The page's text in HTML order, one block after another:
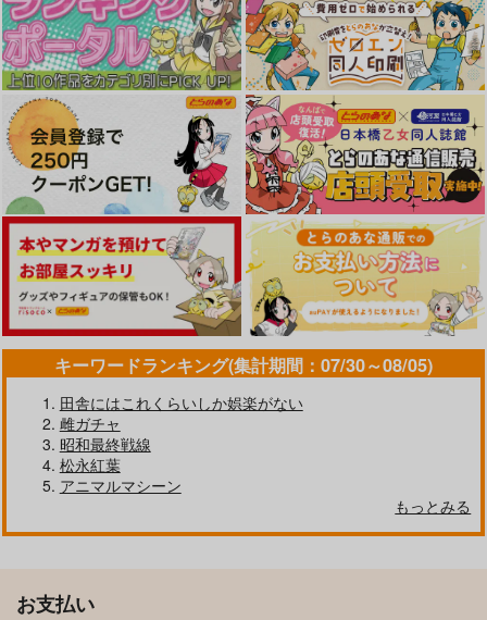
キーワードランキング(集計期間：07/30～08/05)
田舎にはこれくらいしか娯楽がない
雌ガチャ
昭和最終戦線
松永紅葉
アニマルマシーン
もっとみる
お支払い